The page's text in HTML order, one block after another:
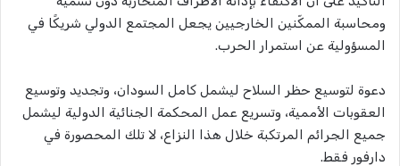
ومحاسبة الممكّنين الخارجيين يجعل المجتمع الدولي شريكًا في
المسؤولية عن استمرار الحرب.
دعوة لتوسيع حظر السلاح ليشمل كامل السودان، وتجديد وتوسيع
العقوبات الأممية، وتسريع عمل المحكمة الجنائية الدولية ليشمل
جميع الجرائم المرتكبة خلال هذا النزاع، لا تلك المحصورة في
دارفور فقط.